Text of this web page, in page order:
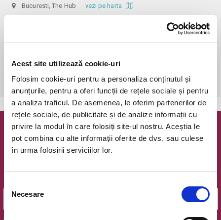
Acest site utilizează cookie-uri
Folosim cookie-uri pentru a personaliza conținutul și
anunțurile, pentru a oferi funcții de rețele sociale și pentru
a analiza traficul. De asemenea, le oferim partenerilor de
rețele sociale, de publicitate și de analize informații cu
privire la modul în care folosiți site-ul nostru. Aceștia le
pot combina cu alte informații oferite de dvs. sau culese
în urma folosirii serviciilor lor.
consimțământului
Necesare
Bucuresti, The Hub vezi pe harta
În funcție de ora de începere, accesul în sală se poate face cu o
oră / cu 40 minute mai devreme, fiind permis cu până la 10 minute
Informații suplimentare, la nr. de telefon 0773 825 249.
Newsletter @ Bilete.ro